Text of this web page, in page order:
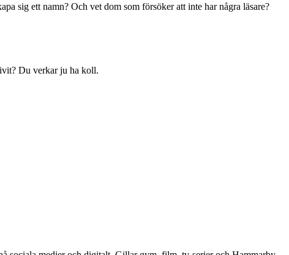
sig ett namn? Och vet dom som försöker att inte har några läsare?
Du verkar ju ha koll.